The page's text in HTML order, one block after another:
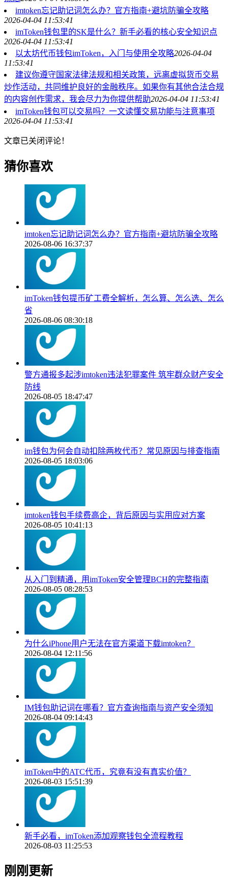
imtoken忘记助记词怎么办？官方指南+避坑防骗全攻略
2026-04-04 11:53:41
imToken钱包里的SK是什么？新手必看的核心安全知识点
2026-04-04 11:53:41
以太坊代币钱包imToken，入门与使用全攻略2026-04-04
11:53:41
建议你遵守国家法律法规和相关政策，远离虚拟货币交易
炒作活动，共同维护良好的金融秩序。如果你有其他合法合规
的内容创作需求，我会尽力为你提供帮助2026-04-04 11:53:41
imToken钱包可以交易吗？一文读懂交易功能与注意事项
2026-04-04 11:53:41
文章已关闭评论！
猜你喜欢
imtoken忘记助记词怎么办？官方指南+避坑防骗全攻略
2026-08-06 16:37:37
imToken钱包提币矿工费全解析，怎么算、怎么选、怎么
省
2026-08-06 08:30:18
警方通报多起涉imtoken违法犯罪案件 筑牢群众财产安全
防线
2026-08-05 18:47:47
im钱包为何会自动扣除两枚代币？常见原因与排查指南
2026-08-05 18:03:06
imtoken钱包手续费高企，背后原因与实用应对方案
2026-08-05 10:41:13
从入门到精通，用imToken安全管理BCH的完整指南
2026-08-05 08:28:53
为什么iPhone用户无法在官方渠道下载imtoken？
2026-08-04 12:11:56
IM钱包助记词在哪看？官方查询指南与资产安全须知
2026-08-04 09:14:43
imToken中的ATC代币，究竟有没有真实价值？
2026-08-03 15:51:39
新手必看，imToken添加观察钱包全流程教程
2026-08-03 11:25:53
刚刚更新